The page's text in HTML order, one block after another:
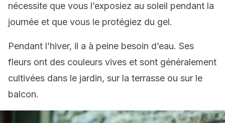
nécessite que vous l’exposiez au soleil pendant la
journée et que vous le protégiez du gel.
Pendant l’hiver, il a à peine besoin d’eau. Ses
fleurs ont des couleurs vives et sont généralement
cultivées dans le jardin, sur la terrasse ou sur le
balcon.